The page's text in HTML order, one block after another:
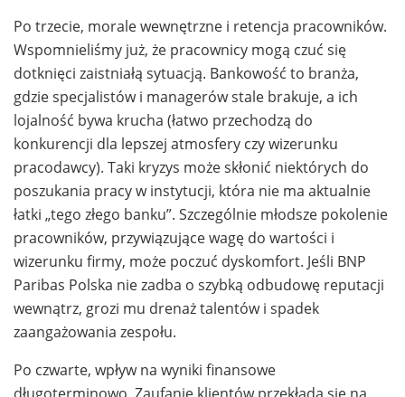
Po trzecie, morale wewnętrzne i retencja pracowników.
Wspomnieliśmy już, że pracownicy mogą czuć się
dotknięci zaistniałą sytuacją. Bankowość to branża,
gdzie specjalistów i managerów stale brakuje, a ich
lojalność bywa krucha (łatwo przechodzą do
konkurencji dla lepszej atmosfery czy wizerunku
pracodawcy). Taki kryzys może skłonić niektórych do
poszukania pracy w instytucji, która nie ma aktualnie
łatki „tego złego banku”. Szczególnie młodsze pokolenie
pracowników, przywiązujące wagę do wartości i
wizerunku firmy, może poczuć dyskomfort. Jeśli BNP
Paribas Polska nie zadba o szybką odbudowę reputacji
wewnątrz, grozi mu drenaż talentów i spadek
zaangażowania zespołu.
Po czwarte, wpływ na wyniki finansowe